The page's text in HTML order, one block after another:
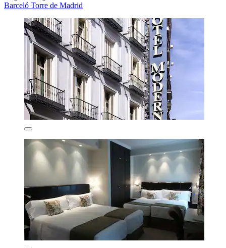
Barceló Torre de Madrid